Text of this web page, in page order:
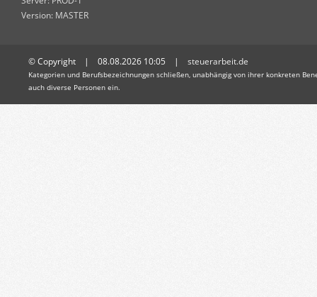
Version: MASTER
© Copyright | 08.08.2026 10:05 | steuerarbeit.de
Kategorien und Berufsbezeichnungen schließen, unabhängig von ihrer konkreten
auch diverse Personen ein.